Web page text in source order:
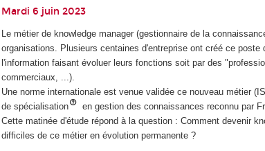
Mardi 6 juin 2023
Le métier de knowledge manager (gestionnaire de la
organisations. Plusieurs centaines d'entreprise ont créé ce
l'information faisant évoluer leurs fonctions soit par des
commerciaux, ...).
Une norme internationale est venue validée ce nouveau métier
de spécialisation
en gestion des connaissances reconnu par
Cette matinée d'étude répond à la question : Comment devenir
difficiles de ce métier en évolution permanente ?